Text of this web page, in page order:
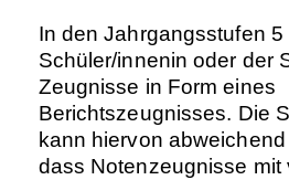
In den Jahrgangsstufen
Schüler/innenin oder der
Zeugnisse in Form eines
Berichtszeugnisses. Die
kann hiervon
dass Notenzeugnisse mit